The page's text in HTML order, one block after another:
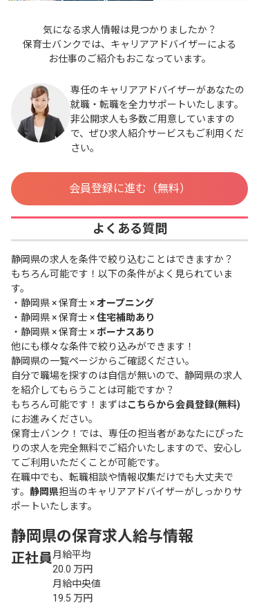
気になる求人情報は見つかりましたか？
保育士バンクでは、キャリアアドバイザーによる
お仕事のご紹介もおこなっています。
専任のキャリアアドバイザーがあなたの
就職・転職を全力サポートいたします。
非公開求人も多数ご用意していますの
で、ぜひ求人紹介サービスもご利用くだ
さい。
会員登録に進む（無料）
よくある質問
静岡県の求人を条件で絞り込むことはできますか？
もちろん可能です！以下の条件がよく見られていま
す。
・ 静岡県 × 保育士 ×オープニング
・ 静岡県 × 保育士 ×住宅補助あり
・ 静岡県 × 保育士 ×ボーナスあり
他にも様々な条件で絞り込みができます！
静岡県の一覧ページからご確認ください。
自分で職場を探すのは自信が無いので、静岡県の求人
を紹介してもらうことは可能ですか？
もちろん可能です！まずはこちらから会員登録(無料)
にお進みください。
保育士バンク！では、専任の担当者があなたにぴった
りの求人を完全無料でご紹介いたしますので、安心し
てご利用いただくことが可能です。
在職中でも、転職相談や情報収集だけでも大丈夫で
す。 静岡県担当のキャリアアドバイザーがしっかりサ
ポートいたします。
静岡県の保育求人給与情報
正社員月給平均
20.0 万円
月給中央値
19.5 万円